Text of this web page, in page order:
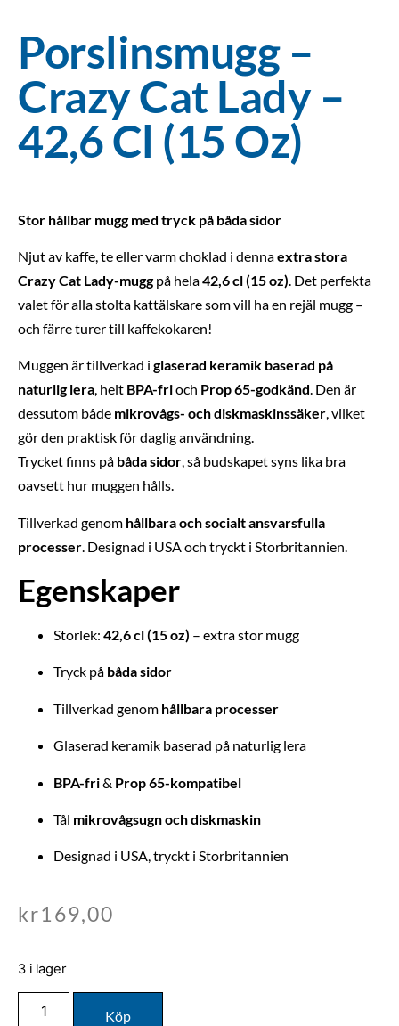
Porslinsmugg –
Crazy Cat Lady –
42,6 Cl (15 Oz)
Stor hållbar mugg med tryck på båda sidor
Njut av kaffe, te eller varm choklad i dennaextra stora
Crazy Cat Lady-muggpå hela42,6 cl (15 oz). Det perfekta
valet för alla stolta kattälskare som vill ha en rejäl mugg –
och färre turer till kaffekokaren!
Muggen är tillverkad i glaserad keramik baserad på
naturlig lera, helt BPA-frioch Prop 65-godkänd. Den är
dessutom både mikrovågs- och diskmaskinssäker, vilket
gör den praktisk för daglig användning.
Trycket finns på båda sidor, så budskapet syns lika bra
oavsett hur muggen hålls.
Tillverkad genom hållbara och socialt ansvarsfulla
processer . Designad i USA och tryckt i Storbritannien.
Egenskaper
Storlek: 42,6 cl (15 oz) – extra stor mugg
Tryck på båda sidor
Tillverkad genom hållbara processer
Glaserad keramik baserad på naturlig lera
BPA-fri& Prop 65-kompatibel
Tål mikrovågsugn och diskmaskin
Designad i USA, tryckt i Storbritannien
kr169,00
3 i lager
Köp